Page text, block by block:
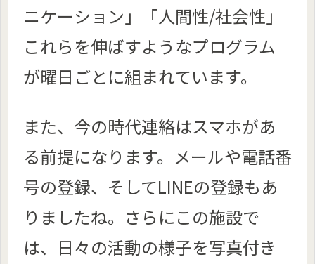
ニケーション」「人間性/社会性」
これらを伸ばすようなプログラム
が曜日ごとに組まれています。
また、今の時代連絡はスマホがあ
る前提になります。メールや電話番
号の登録、そしてLINEの登録もあ
りましたね。さらにこの施設で
は、日々の活動の様子を写真付き